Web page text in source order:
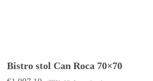
Bistro stol Can Roca 70×70